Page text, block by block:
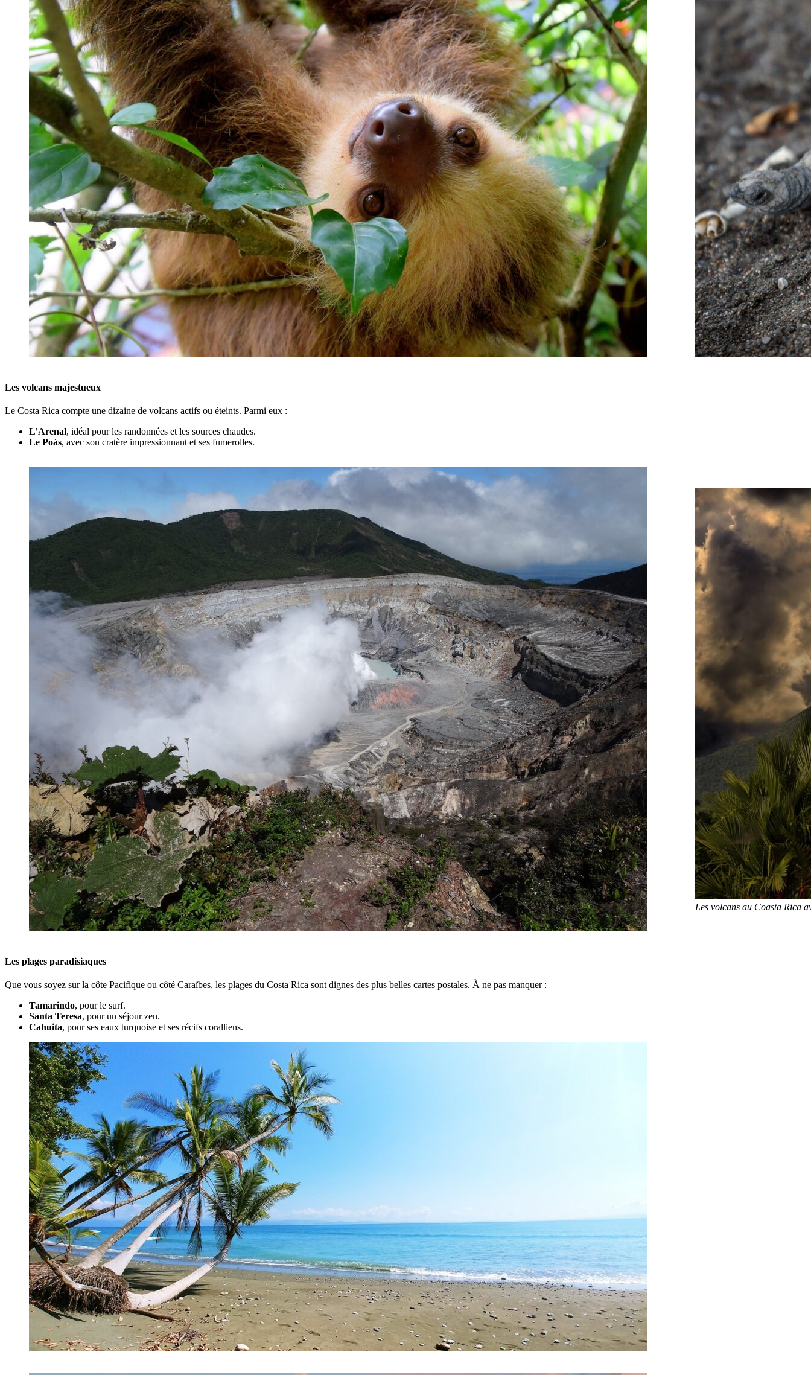
Les volcans majestueux
Le Costa Rica compte une dizaine de volcans actifs ou éteints. Parmi eux :
L’Arenal, idéal pour les randonnées et les sources chaudes.
Le Poás, avec son cratère impressionnant et ses fumerolles.
Les volcans au Coasta Rica
Les plages paradisiaques
Que vous soyez sur la côte Pacifique ou côté Caraïbes, les plages du Costa Rica sont dignes des plus belles cartes postales. À ne pas manquer :
Tamarindo, pour le surf.
Santa Teresa, pour un séjour zen.
Cahuita, pour ses eaux turquoise et ses récifs coralliens.